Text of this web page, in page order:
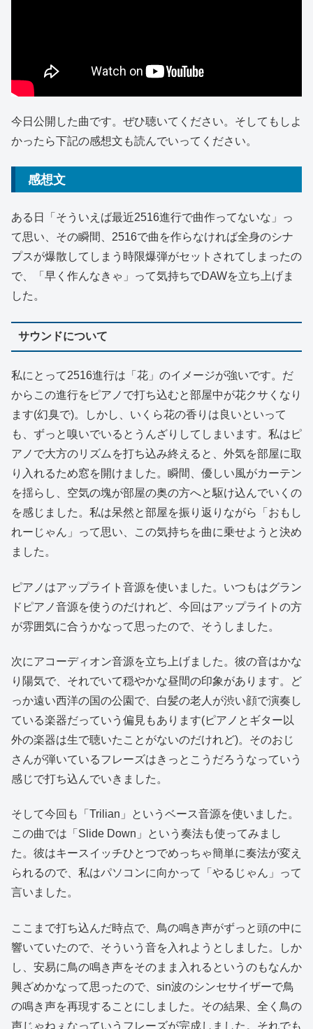
今日公開した曲です。ぜひ聴いてください。そしてもしよ
かったら下記の感想文も読んでいってください。
感想文
ある日「そういえば最近2516進行で曲作ってないな」っ
て思い、その瞬間、2516で曲を作らなければ全身のシナ
プスが爆散してしまう時限爆弾がセットされてしまったの
で、「早く作んなきゃ」って気持ちでDAWを立ち上げま
した。
サウンドについて
私にとって2516進行は「花」のイメージが強いです。だ
からこの進行をピアノで打ち込むと部屋中が花クサくなり
ます(幻臭で)。しかし、いくら花の香りは良いといって
も、ずっと嗅いでいるとうんざりしてしまいます。私はピ
アノで大方のリズムを打ち込み終えると、外気を部屋に取
り入れるため窓を開けました。瞬間、優しい風がカーテン
を揺らし、空気の塊が部屋の奥の方へと駆け込んでいくの
を感じました。私は呆然と部屋を振り返りながら「おもし
れーじゃん」って思い、この気持ちを曲に乗せようと決め
ました。
ピアノはアップライト音源を使いました。いつもはグラン
ドピアノ音源を使うのだけれど、今回はアップライトの方
が雰囲気に合うかなって思ったので、そうしました。
次にアコーディオン音源を立ち上げました。彼の音はかな
り陽気で、それでいて穏やかな昼間の印象があります。ど
っか遠い西洋の国の公園で、白髪の老人が渋い顔で演奏し
ている楽器だっていう偏見もあります(ピアノとギター以
外の楽器は生で聴いたことがないのだけれど)。そのおじ
さんが弾いているフレーズはきっとこうだろうなっていう
感じで打ち込んでいきました。
そして今回も「Trilian」というベース音源を使いました。
この曲では「Slide Down」という奏法も使ってみまし
た。彼はキースイッチひとつでめっちゃ簡単に奏法が変え
られるので、私はパソコンに向かって「やるじゃん」って
言いました。
ここまで打ち込んだ時点で、鳥の鳴き声がずっと頭の中に
響いていたので、そういう音を入れようとしました。しか
し、安易に鳥の鳴き声をそのまま入れるというのもなんか
興ざめかなって思ったので、sin波のシンセサイザーで鳥
の鳴き声を再現することにしました。その結果、全く鳥の
声じゃねぇなっていうフレーズが完成しました。それでも